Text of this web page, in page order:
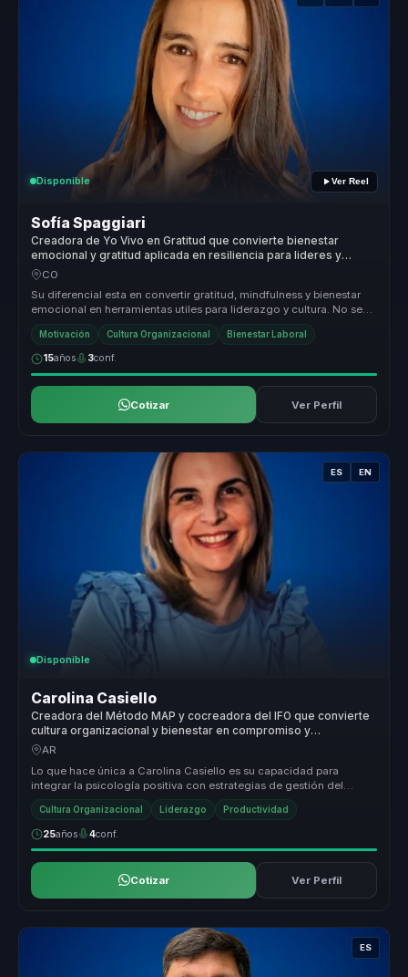
Disponible Ver Reel
Sofía Spaggiari
Creadora de Yo Vivo en Gratitud que convierte bienestar
emocional y gratitud aplicada en resiliencia para lideres y
equipos.
CO
Su diferencial esta en convertir gratitud, mindfulness y bienestar
emocional en herramientas utiles para liderazgo y cultura. No se
queda...
Motivación Cultura Organizacional Bienestar Laboral
15años 3conf.
Cotizar Ver Perfil
ES EN
Disponible
Carolina Casiello
Creadora del Método MAP y cocreadora del IFO que convierte
cultura organizacional y bienestar en compromiso y
productividad para empresas.
AR
Lo que hace única a Carolina Casiello es su capacidad para
integrar la psicología positiva con estrategias de gestión del
talento, creand...
Cultura Organizacional Liderazgo Productividad
25años 4conf.
Cotizar Ver Perfil
ES